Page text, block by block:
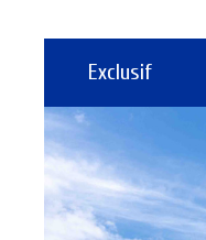
Exclusif